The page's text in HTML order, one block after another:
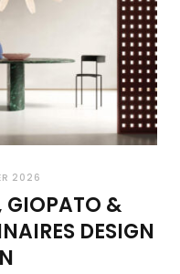
2026
GIOPATO &
DESIGN